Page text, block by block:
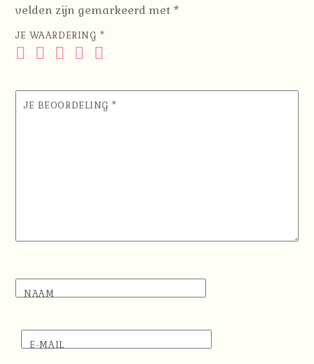
velden zijn gemarkeerd met *
JE WAARDERING *
JE BEOORDELING *
NAAM
E-MAIL